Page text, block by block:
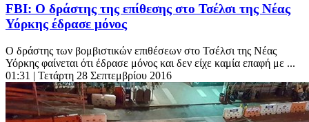
FBI: Ο δράστης της επίθεσης στο Τσέλσι της Νέας
Υόρκης έδρασε μόνος
Ο δράστης των βομβιστικών επιθέσεων στο Τσέλσι της Νέας
Υόρκης φαίνεται ότι έδρασε μόνος και δεν είχε καμία επαφή με ...
01:31 | Τετάρτη 28 Σεπτεμβρίου 2016